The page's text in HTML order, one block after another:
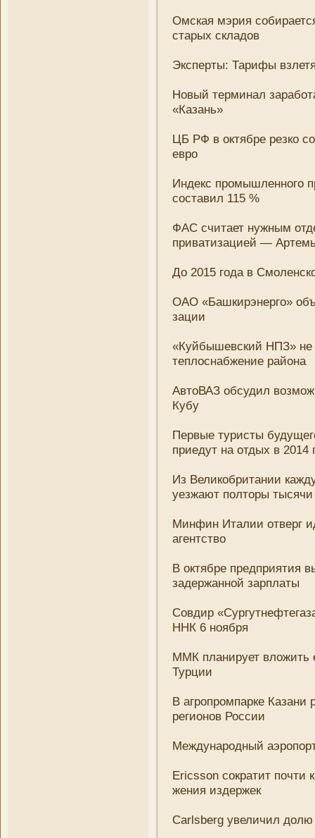
Омская мэрия
старых складов
Эксперты: Тарифы
Новый терминал
«Казань»
ЦБ РФ в октябре резко
евро
Индекс промышленного
составил 115 %
ФАС считает нужным
приватизацией —
До 2015 года в
ОАО «Башкирэнерго»
зации
«Куйбышевский НПЗ» не
теплоснабжени­е района
АвтоВАЗ обсудил
Кубу
Первые туристы
приедут на отдых в 2014
Из Великобритани­и
уезжают полторы
Минфин Италии отверг
агентство
В октябре предприятия
задержанной зарплаты
Совдир
ННК 6 ноября
ММК плани­рует вложить
Турции
В агропромпарке Казани­
регионов России
Международный
Ericsson сократит почти
жени­я издержек
Carlsberg увеличил